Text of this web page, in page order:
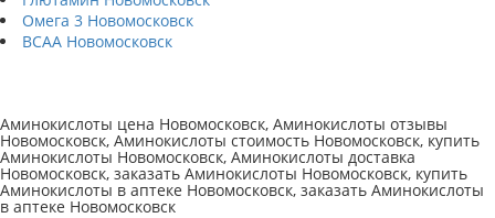
Омега 3 Новомосковск
BCAA Новомосковск
Аминокислоты цена Новомосковск, Аминокислоты отзывы
Новомосковск, Аминокислоты стоимость Новомосковск, купить
Аминокислоты Новомосковск, Аминокислоты доставка
Новомосковск, заказать Аминокислоты Новомосковск, купить
Аминокислоты в аптеке Новомосковск, заказать Аминокислоты
в аптеке Новомосковск